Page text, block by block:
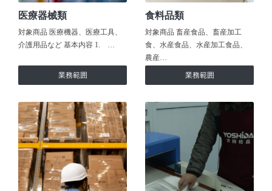
医療器械類
対象商品 医療機器、医療工具、
介護用品など 基本内容 1. …
業務範囲
食料品類
対象商品 畜産食品、畜産加工
食、水産食品、水産加工食品、
農産…
業務範囲